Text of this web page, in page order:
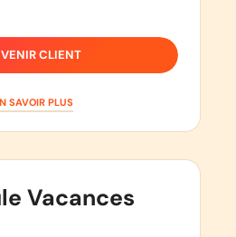
CLIENT
SAVOIR PLUS
Vacances